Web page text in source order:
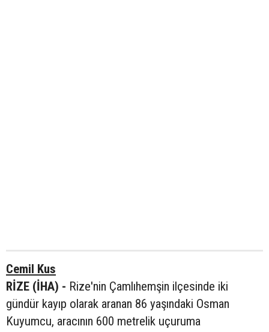
Cemil Kus
RİZE (İHA) - Rize'nin Çamlıhemşin ilçesinde iki
gündür kayıp olarak aranan 86 yaşındaki Osman
Kuyumcu, aracının 600 metrelik uçuruma